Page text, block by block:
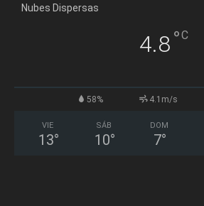
Nubes Dispersas
4.8°C
58% 4.1m/s
VIE
13°
SÁB
10°
DOM
7°